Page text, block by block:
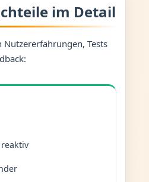
im Detail
Nutzererfahrungen, Tests